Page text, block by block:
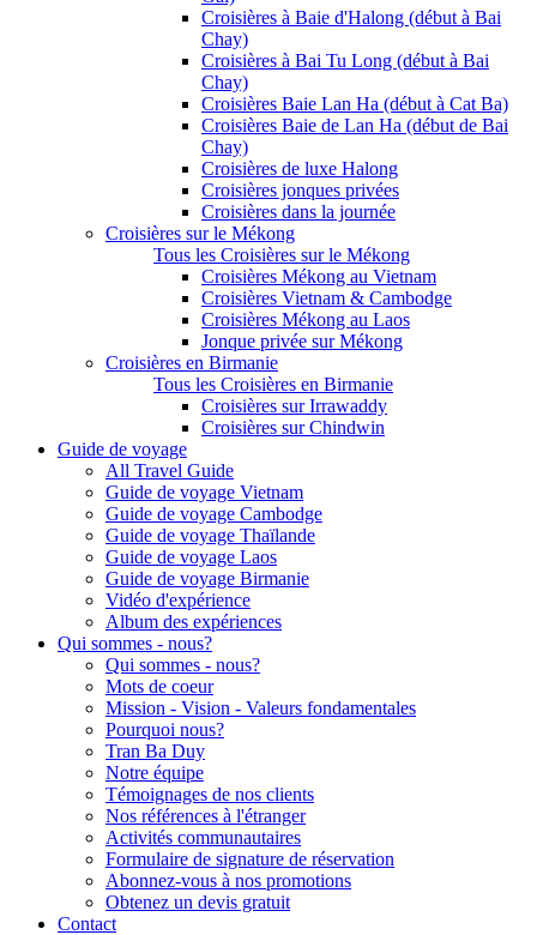
Croisières à Baie d'Halong (début à Bai
Chay)
Croisières à Bai Tu Long (début à Bai
Chay)
Croisières Baie Lan Ha (début à Cat Ba)
Croisières Baie de Lan Ha (début de Bai
Chay)
Croisières de luxe Halong
Croisières jonques privées
Croisières dans la journée
Croisières sur le Mékong
Tous les Croisières sur le Mékong
Croisières Mékong au Vietnam
Croisières Vietnam & Cambodge
Croisières Mékong au Laos
Jonque privée sur Mékong
Croisières en Birmanie
Tous les Croisières en Birmanie
Croisières sur Irrawaddy
Croisières sur Chindwin
Guide de voyage
All Travel Guide
Guide de voyage Vietnam
Guide de voyage Cambodge
Guide de voyage Thaïlande
Guide de voyage Laos
Guide de voyage Birmanie
Vidéo d'expérience
Album des expériences
Qui sommes - nous?
Qui sommes - nous?
Mots de coeur
Mission - Vision - Valeurs fondamentales
Pourquoi nous?
Tran Ba Duy
Notre équipe
Témoignages de nos clients
Nos références à l'étranger
Activités communautaires
Formulaire de signature de réservation
Abonnez-vous à nos promotions
Obtenez un devis gratuit
Contact